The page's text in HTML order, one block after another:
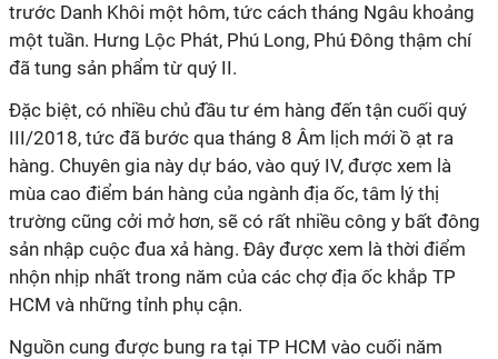
trước Danh Khôi một hôm, tức cách tháng Ngâu khoảng
một tuần. Hưng Lộc Phát, Phú Long, Phú Đông thậm chí
đã tung sản phẩm từ quý II.
Đặc biệt, có nhiều chủ đầu tư ém hàng đến tận cuối quý
III/2018, tức đã bước qua tháng 8 Âm lịch mới ồ ạt ra
hàng. Chuyên gia này dự báo, vào quý IV, được xem là
mùa cao điểm bán hàng của ngành địa ốc, tâm lý thị
trường cũng cởi mở hơn, sẽ có rất nhiều công y bất đông
sản nhập cuộc đua xả hàng. Đây được xem là thời điểm
nhộn nhịp nhất trong năm của các chợ địa ốc khắp TP
HCM và những tỉnh phụ cận.
Nguồn cung được bung ra tại TP HCM vào cuối năm